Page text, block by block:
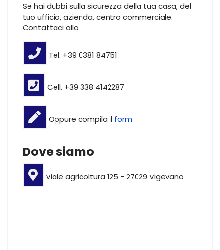
Se hai dubbi sulla sicurezza della tua casa, del
tuo ufficio, azienda, centro commerciale.
Contattaci allo
Tel. +39 0381 84751
Cell. +39 338 4142287
Oppure compila il form
Dove siamo
Viale agricoltura 125 - 27029 Vigevano